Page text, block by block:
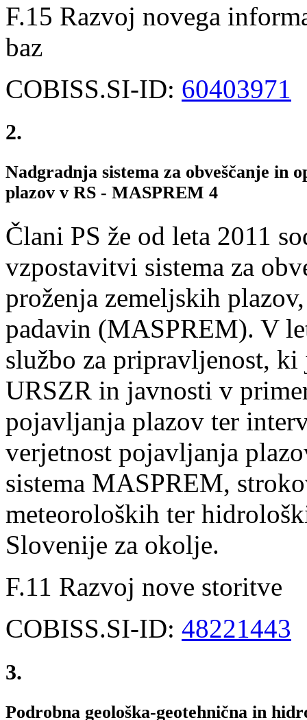
F.15 Razvoj novega
baz
COBISS.SI-ID: 60403971
2.
Nadgradnja sistema za obveščanje in
plazov v RS - MASPREM 4
Člani PS že od leta 2011
vzpostavitvi sistema za
proženja zemeljskih
padavin (MASPREM). V
službo za pripravljenost, ki
URSZR in javnosti v
pojavljanja plazov ter
verjetnost pojavljanja
sistema MASPREM,
meteoroloških ter
Slovenije za okolje.
F.11 Razvoj nove storitve
COBISS.SI-ID: 48221443
3.
Podrobna geološka-geotehnična in